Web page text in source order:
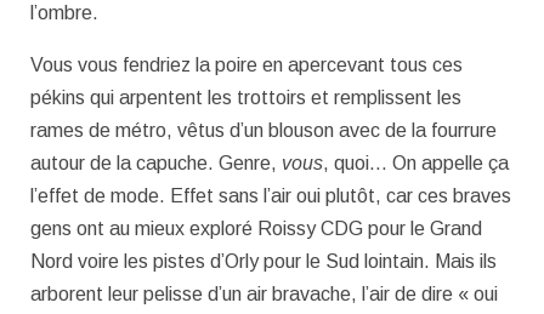
l’ombre.
Vous vous fendriez la poire en apercevant tous ces
pékins qui arpentent les trottoirs et remplissent les
rames de métro, vêtus d’un blouson avec de la fourrure
autour de la capuche. Genre, vous, quoi… On appelle ça
l’effet de mode. Effet sans l’air oui plutôt, car ces braves
gens ont au mieux exploré Roissy CDG pour le Grand
Nord voire les pistes d’Orly pour le Sud lointain. Mais ils
arborent leur pelisse d’un air bravache, l’air de dire « oui